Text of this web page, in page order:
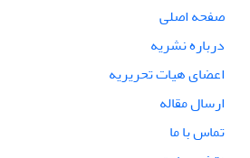
صفحه اصلی
درباره نشریه
اعضای هیات تحریریه
ارسال مقاله
تماس با ما